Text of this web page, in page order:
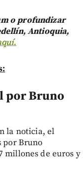
o profundizar
Antioquia,
por Bruno
la noticia, el
por Bruno
millones de euros y